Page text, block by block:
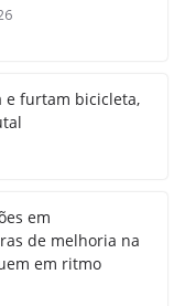
e furtam bicicleta,
em
de melhoria na
em ritmo